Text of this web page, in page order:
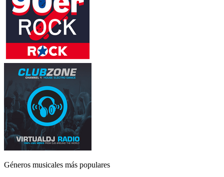
Géneros musicales más populares